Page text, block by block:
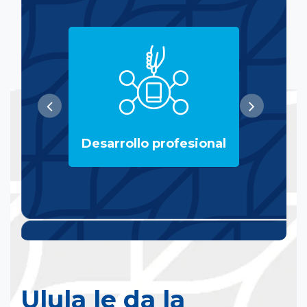
Desarrollo profesional
Ulula le da la